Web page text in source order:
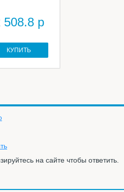
508.8 р
КУПИТЬ
на сайте чтобы ответить.